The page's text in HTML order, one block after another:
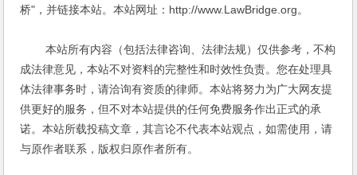
桥"，并链接本站。本站网址：http://www.LawBridge.org。
本站所有内容（包括法律咨询、法律法规）仅供参考，不构
成法律意见，本站不对资料的完整性和时效性负责。您在处理具
体法律事务时，请洽询有资质的律师。本站将努力为广大网友提
供更好的服务，但不对本站提供的任何免费服务作出正式的承
诺。本站所载投稿文章，其言论不代表本站观点，如需使用，请
与原作者联系，版权归原作者所有。